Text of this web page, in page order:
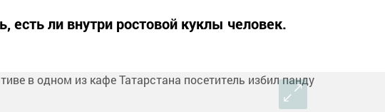
есть ли внутри ростовой куклы человек.